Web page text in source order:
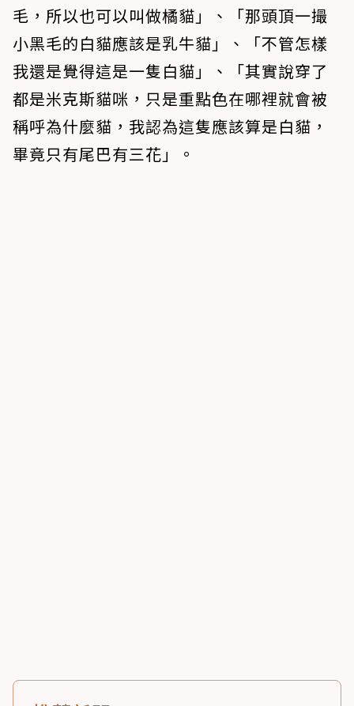
毛，所以也可以叫做橘貓」、「那頭頂一撮
小黑毛的白貓應該是乳牛貓」、「不管怎樣
我還是覺得這是一隻白貓」、「其實說穿了
都是米克斯貓咪，只是重點色在哪裡就會被
稱呼為什麼貓，我認為這隻應該算是白貓，
畢竟只有尾巴有三花」。